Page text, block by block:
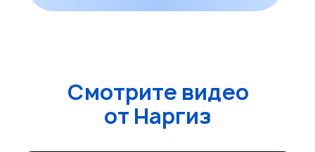
Смотрите видео
от Наргиз